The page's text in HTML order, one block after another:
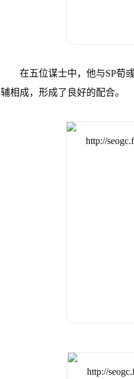
在五位谋士中，他与SP荀
辅相成，形成了良好的配合。